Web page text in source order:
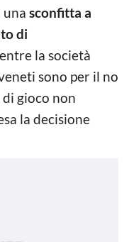
una sconfitta a
di
la società
sono per il no
gioco non
la decisione